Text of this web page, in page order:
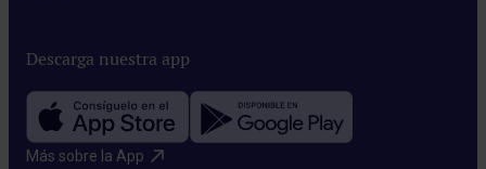
Descarga nuestra app
Más sobre la App​